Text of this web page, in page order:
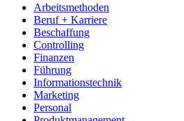
Arbeitsmethoden
Beruf + Karriere
Beschaffung
Controlling
Finanzen
Führung
Informationstechnik
Marketing
Personal